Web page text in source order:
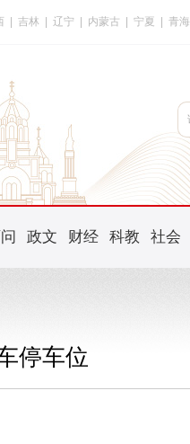
吉林 辽宁 内蒙古 宁夏 青海
政文 财经 科教 社会
停车位